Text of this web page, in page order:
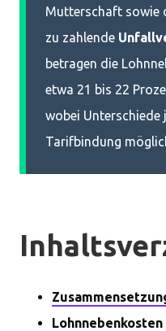
Mutterschaft sowie
zu zahlende
betragen die
etwa 21 bis 22
wobei Unterschiede
Tarifbindung